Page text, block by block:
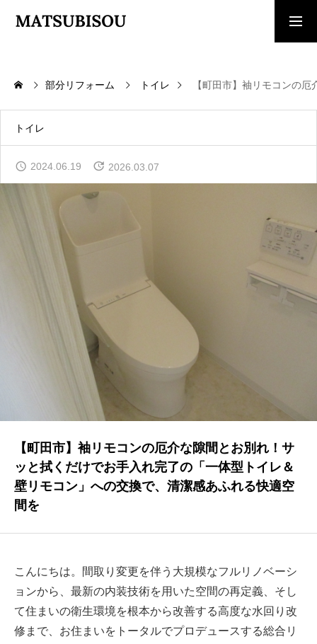
トップページ
WORKS
COMPANY
CONTACT
お問い合わせ
NEWS
ENTRY
求人採用情報
PRIVACY POLICY
部分リフォーム トイレ 【町田市】袖リモコンの
トイレ
2024.06.19 2026.03.07
【町田市】袖リモコンの厄介な隙間とお別れ！サ
ッと拭くだけでお手入れ完了の「一体型トイレ＆
壁リモコン」への交換で、清潔感あふれる快適空
間を
こんにちは。間取り変更を伴う大規模なフルリノベーシ
ョンから、最新の内装技術を用いた空間の再定義、そし
て住まいの衛生環境を根本から改善する高度な水回り改
修まで、お住まいをトータルでプロデュースする総合リ